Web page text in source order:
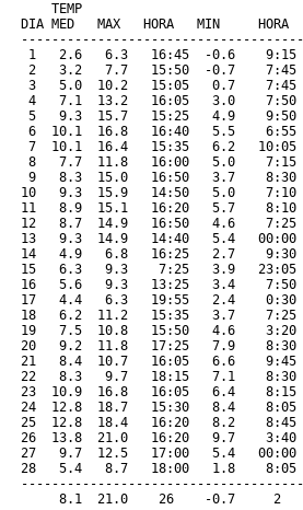
TEMP
DIA MED   MAX   HORA   MIN
1   2.6   6.3   16:45  -0.6    9:15
2   3.2   7.7   15:50  -0.7
3   5.0  10.2   15:05   0.7    7:45
4   7.1  13.2   16:05   3.0    7:50
5   9.3  15.7   15:25   4.9
6  10.1  16.8   16:40   5.5
7  10.1  16.4   15:35   6.2
8   7.7  11.8   16:00   5.0
9   8.3  15.0   16:50   3.7
10   9.3  15.9   14:50   5.0
11   8.9  15.1   16:20   5.7
12   8.7  14.9   16:50   4.6
13   9.3  14.9   14:40   5.4
14   4.9   6.8   16:25   2.7
15   6.3   9.3    7:25   3.9   23:05
16   5.6   9.3   13:25   3.4    7:50
17   4.4   6.3   19:55   2.4    0:30
18   6.2  11.2   15:35   3.7
19   7.5  10.8   15:50   4.6
20   9.2  11.8   17:25   7.9
21   8.4  10.7   16:05   6.6
22   8.3   9.7   18:15   7.1
23  10.9  16.8   16:05   6.4
24  12.8  18.7   15:30   8.4
25  12.8  18.4   16:20   8.2
26  13.8  21.0   16:20   9.7
27   9.7  12.5   17:00   5.4
28   5.4   8.7   18:00   1.8    8:05
8.1  21.0    26    -0.7     2